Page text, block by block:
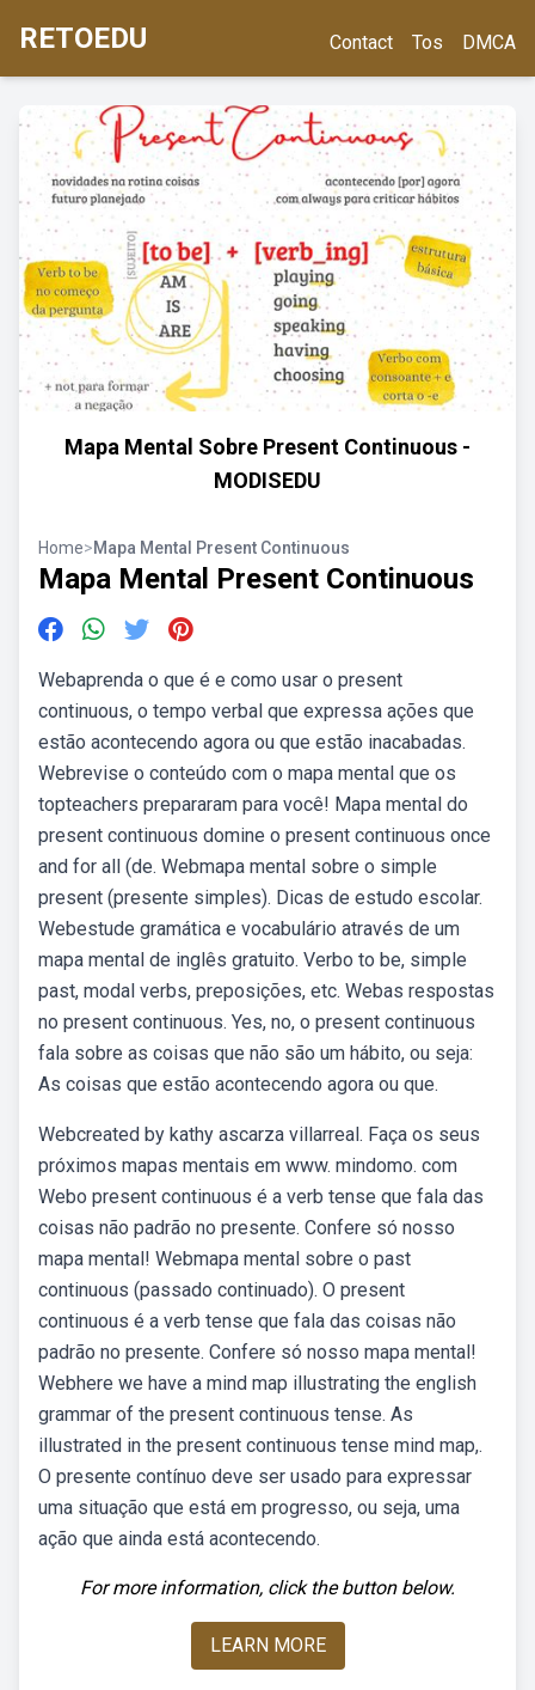
RETOEDU Contact Tos DMCA
Mapa Mental Sobre Present Continuous -
MODISEDU
Home>Mapa Mental Present Continuous
Mapa Mental Present Continuous
Webaprenda o que é e como usar o present
continuous, o tempo verbal que expressa ações que
estão acontecendo agora ou que estão inacabadas.
Webrevise o conteúdo com o mapa mental que os
topteachers prepararam para você! Mapa mental do
present continuous domine o present continuous once
and for all (de. Webmapa mental sobre o simple
present (presente simples). Dicas de estudo escolar.
Webestude gramática e vocabulário através de um
mapa mental de inglês gratuito. Verbo to be, simple
past, modal verbs, preposições, etc. Webas respostas
no present continuous. Yes, no, o present continuous
fala sobre as coisas que não são um hábito, ou seja:
As coisas que estão acontecendo agora ou que.
Webcreated by kathy ascarza villarreal. Faça os seus
próximos mapas mentais em www. mindomo. com
Webo present continuous é a verb tense que fala das
coisas não padrão no presente. Confere só nosso
mapa mental! Webmapa mental sobre o past
continuous (passado continuado). O present
continuous é a verb tense que fala das coisas não
padrão no presente. Confere só nosso mapa mental!
Webhere we have a mind map illustrating the english
grammar of the present continuous tense. As
illustrated in the present continuous tense mind map,.
O presente contínuo deve ser usado para expressar
uma situação que está em progresso, ou seja, uma
ação que ainda está acontecendo.
For more information, click the button below.
LEARN MORE